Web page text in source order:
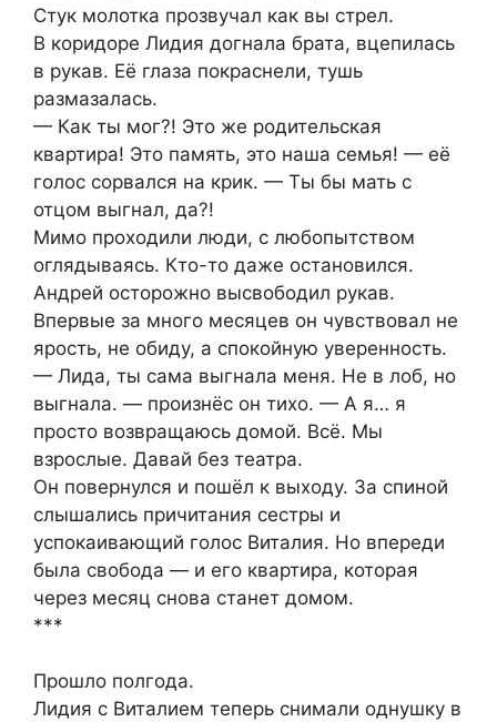
Стук молотка прозвучал как вы стрел.
В коридоре Лидия догнала брата, вцепилась
в рукав. Её глаза покраснели, тушь
размазалась.
— Как ты мог?! Это же родительская
квартира! Это память, это наша семья! — её
голос сорвался на крик. — Ты бы мать с
отцом выгнал, да?!
Мимо проходили люди, с любопытством
оглядываясь. Кто-то даже остановился.
Андрей осторожно высвободил рукав.
Впервые за много месяцев он чувствовал не
ярость, не обиду, а спокойную уверенность.
— Лида, ты сама выгнала меня. Не в лоб, но
выгнала. — произнёс он тихо. — А я… я
просто возвращаюсь домой. Всё. Мы
взрослые. Давай без театра.
Он повернулся и пошёл к выходу. За спиной
слышались причитания сестры и
успокаивающий голос Виталия. Но впереди
была свобода — и его квартира, которая
через месяц снова станет домом.
***
Прошло полгода.
Лидия с Виталием теперь снимали однушку в